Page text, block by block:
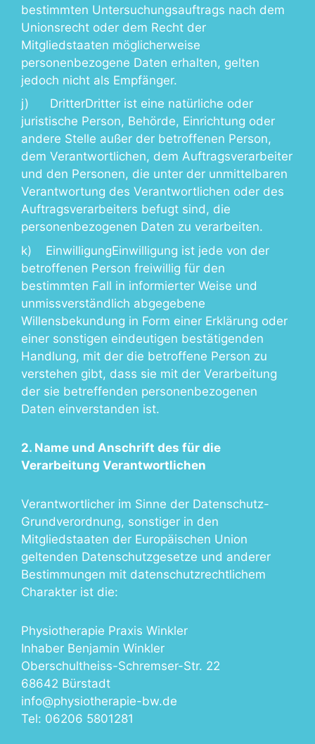
bestimmten Untersuchungsauftrags nach dem
Unionsrecht oder dem Recht der
Mitgliedstaaten möglicherweise
personenbezogene Daten erhalten, gelten
jedoch nicht als Empfänger.
j) DritterDritter ist eine natürliche oder
juristische Person, Behörde, Einrichtung oder
andere Stelle außer der betroffenen Person,
dem Verantwortlichen, dem Auftragsverarbeiter
und den Personen, die unter der unmittelbaren
Verantwortung des Verantwortlichen oder des
Auftragsverarbeiters befugt sind, die
personenbezogenen Daten zu verarbeiten.
k) EinwilligungEinwilligung ist jede von der
betroffenen Person freiwillig für den
bestimmten Fall in informierter Weise und
unmissverständlich abgegebene
Willensbekundung in Form einer Erklärung oder
einer sonstigen eindeutigen bestätigenden
Handlung, mit der die betroffene Person zu
verstehen gibt, dass sie mit der Verarbeitung
der sie betreffenden personenbezogenen
Daten einverstanden ist.
2. Name und Anschrift des für die
Verarbeitung Verantwortlichen
Verantwortlicher im Sinne der Datenschutz-
Grundverordnung, sonstiger in den
Mitgliedstaaten der Europäischen Union
geltenden Datenschutzgesetze und anderer
Bestimmungen mit datenschutzrechtlichem
Charakter ist die:
Physiotherapie Praxis Winkler
Inhaber Benjamin Winkler
Oberschultheiss-Schremser-Str. 22
68642 Bürstadt
info@physiotherapie-bw.de
Tel: 06206 5801281